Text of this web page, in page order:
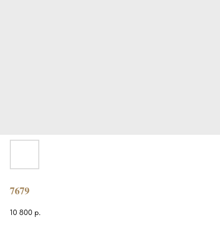
7679
10 800 р.